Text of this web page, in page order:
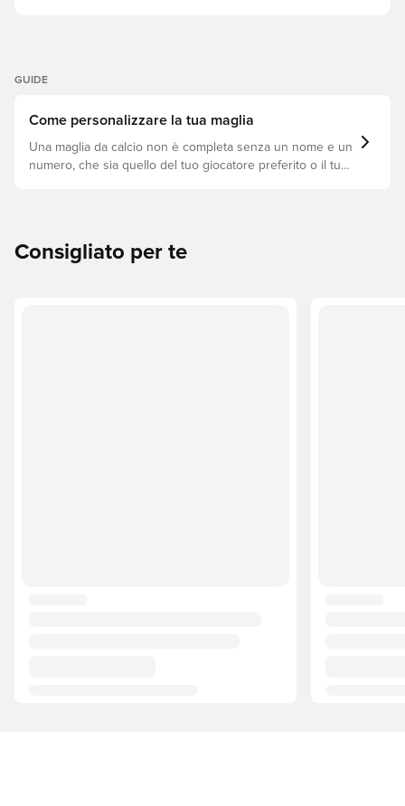
GUIDE
Come personalizzare la tua maglia
Una maglia da calcio non è completa senza un nome e un
numero, che sia quello del tuo giocatore preferito o il tuo.
Consigliato per te